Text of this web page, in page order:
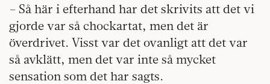
– Så här i efterhand har det skrivits att det vi
gjorde var så chockartat, men det är
överdrivet. Visst var det ovanligt att det var
så avklätt, men det var inte så mycket
sensation som det har sagts.